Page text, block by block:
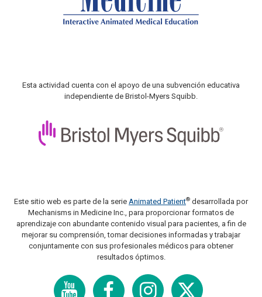
Esta actividad cuenta con el apoyo de una subvención educativa
independiente de Bristol-Myers Squibb.
Este sitio web es parte de la serie Animated Patient® desarrollada por
Mechanisms in Medicine Inc., para proporcionar formatos de
aprendizaje con abundante contenido visual para pacientes, a fin de
mejorar su comprensión, tomar decisiones informadas y trabajar
conjuntamente con sus profesionales médicos para obtener
resultados óptimos.